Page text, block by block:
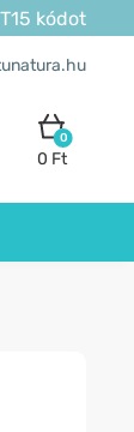
kódot
0
0 Ft